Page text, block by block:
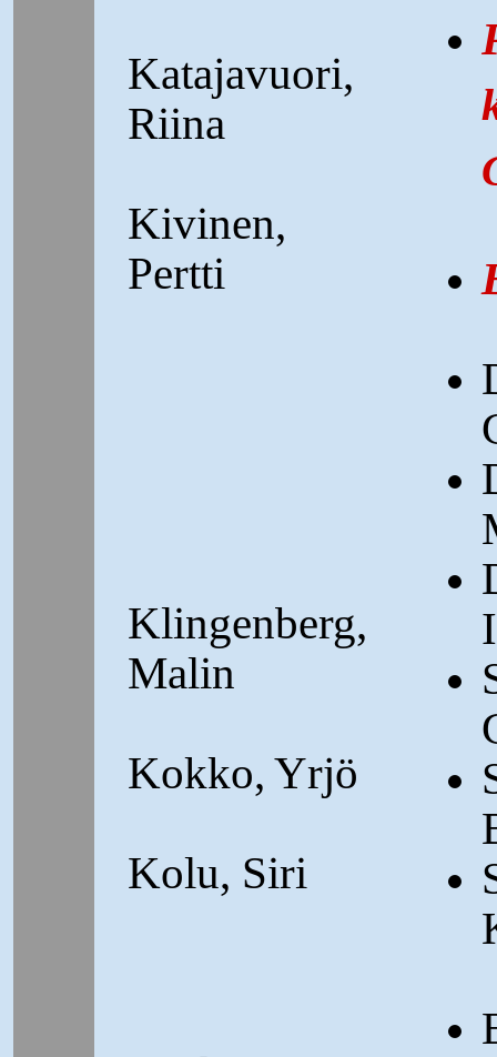
Katajavuori,
Riina
Kivinen,
Pertti
Klingenberg,
Malin
Kokko, Yrjö
Kolu, Siri